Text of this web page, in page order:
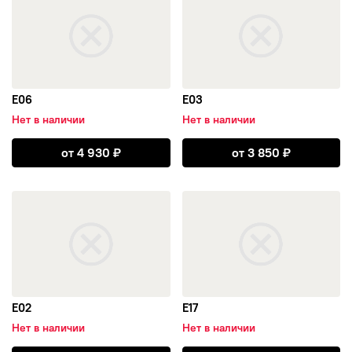
ФМЗ
X-trike
X-Race
E06
от 4 930 ₽
Открыть E06
Нет в наличии
E03
от 3 850 ₽
Открыть E03
Нет в наличии
E02
Нет в наличии
E17
Нет в наличии